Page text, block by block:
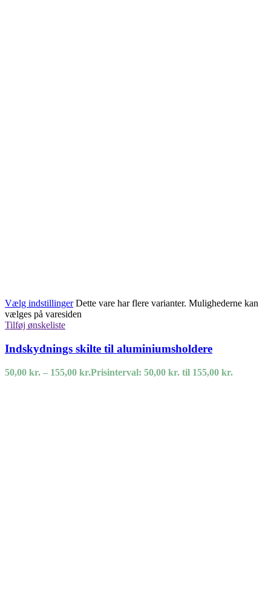
Vælg indstillinger Dette vare har flere varianter. Mulighederne kan
vælges på varesiden
Tilføj ønskeliste
Indskydnings skilte til aluminiumsholdere
50,00 kr. – 155,00 kr.Prisinterval: 50,00 kr. til 155,00 kr.